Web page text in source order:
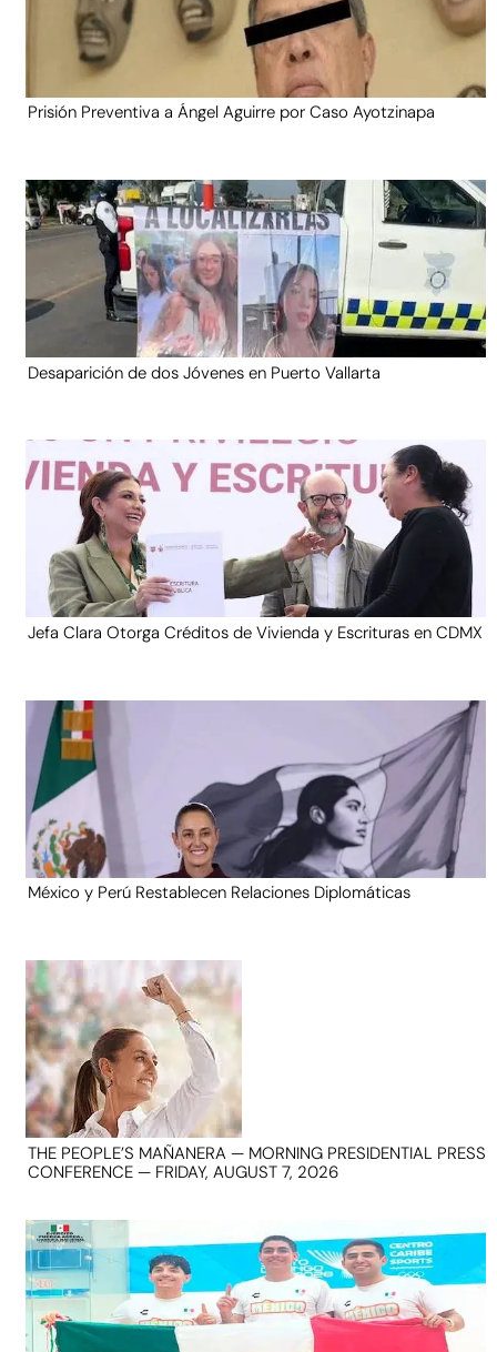
Prisión Preventiva a Ángel Aguirre por Caso Ayotzinapa
Desaparición de dos Jóvenes en Puerto Vallarta
Jefa Clara Otorga Créditos de Vivienda y Escrituras en CDMX
México y Perú Restablecen Relaciones Diplomáticas
THE PEOPLE’S MAÑANERA — MORNING PRESIDENTIAL PRESS
CONFERENCE — FRIDAY, AUGUST 7, 2026